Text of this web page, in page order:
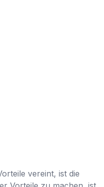
vereint, ist die